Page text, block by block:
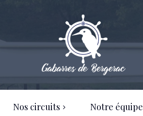
Nos circuits Notre équipe